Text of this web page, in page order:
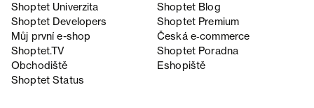
Shoptet Univerzita
Shoptet Blog
Shoptet Developers
Shoptet Premium
Můj první e-shop
Česká e‑commerce
Shoptet.TV
Shoptet Poradna
Obchodiště
Eshopiště
Shoptet Status